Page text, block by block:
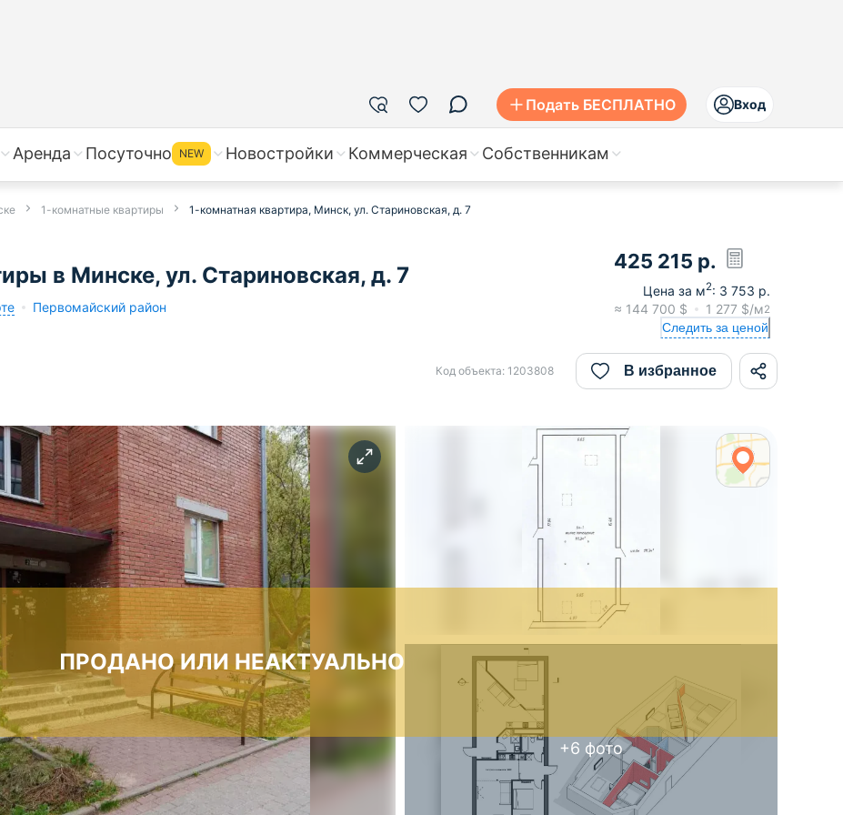
Подать БЕСПЛАТНО Вход
Аренда Посуточно NEW Новостройки Коммерческая Собственникам
1-комнатные квартиры 1-комнатная квартира, Минск, ул. Стариновская, д. 7
в Минске, ул. Стариновская, д. 7
Первомайский район
425 215 р.
Цена за м2: 3 753 р.
≈ 144 700 $ 1 277 $/м2
Следить за ценой
Код объекта: 1203808 В избранное
ПРОДАНО ИЛИ НЕАКТУАЛЬНО
+6 фото